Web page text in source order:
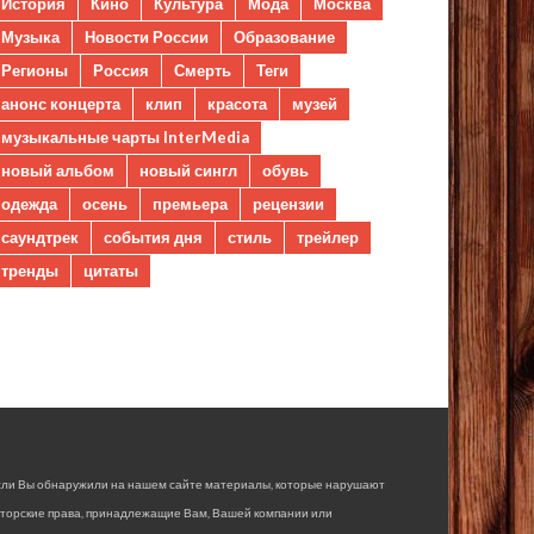
Музыка
Новости России
Образование
Регионы
Россия Смерть
Теги
анонс концерта
клип красота
музей
музыкальные чарты InterMedia
новый альбом
новый сингл
обувь
одежда
осень премьера
рецензии
саундтрек
события дня стиль
трейлер
тренды
цитаты
Вы обнаружили на нашем сайте материалы, которые нарушают
права, принадлежащие Вам, Вашей компании или